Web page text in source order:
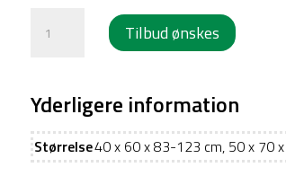
assistancebord
Rustfrit
stål
antal
Tilbud ønskes
Yderligere information
Størrelse40 x 60 x 83-123 cm, 50 x 70